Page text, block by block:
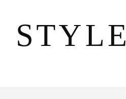
STYLE